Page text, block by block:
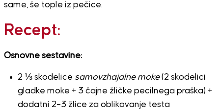
same, še tople iz pečice.
Recept:
Osnovne sestavine:
2 ⅓ skodelice samovzhajalne moke(2 skodelici
gladke moke + 3 čajne žličke pecilnega praška) +
dodatni 2–3 žlice za oblikovanje testa